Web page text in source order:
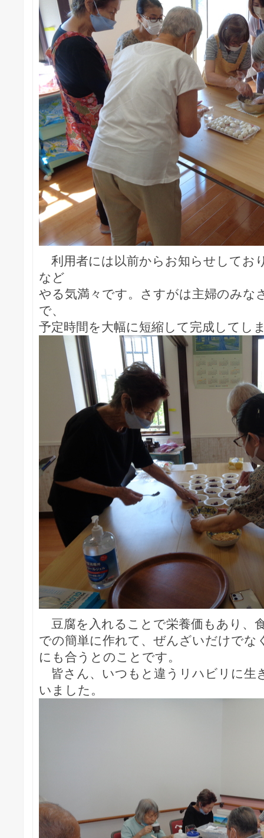
利用者には以前からお知らせしてお
など
やる気満々です。さすがは主婦のみな
で、
予定時間を大幅に短縮して完成してし
豆腐を入れることで栄養価もあり、
での簡単に作れて、ぜんざいだけでな
にも合うとのことです。
皆さん、いつもと違うリハビリに生
いました。